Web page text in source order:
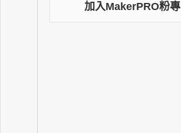
加入MakerPRO粉專